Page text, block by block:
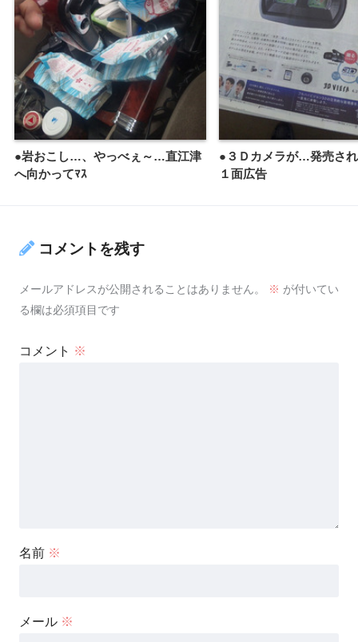
●岩おこし…、やっべぇ～…直江津
へ向かってﾏｽ
●３Ｄカメラが…発売さ
１面広告
コメントを残す
メールアドレスが公開されることはありません。 ※ が付いてい
る欄は必須項目です
コメント ※
名前 ※
メール ※